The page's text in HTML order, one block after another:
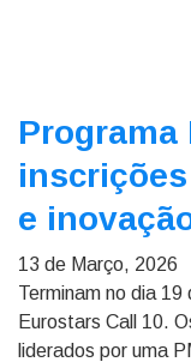
e
13 de Março, 2026
Terminam no dia
Eurostars Call 10.
liderados por uma